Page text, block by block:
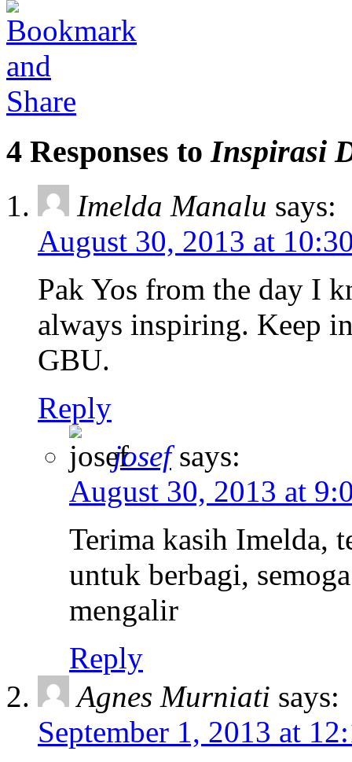
4 Responses toInspirasi
Imelda Manalu says:
August 30, 2013 at
Pak Yos from the day I
always inspiring. Keep
GBU.
Reply
josef says:
August 30, 2013 at
Terima kasih Imelda,
untuk berbagi,
mengalir
Reply
Agnes Murniati says:
September 1, 2013 at